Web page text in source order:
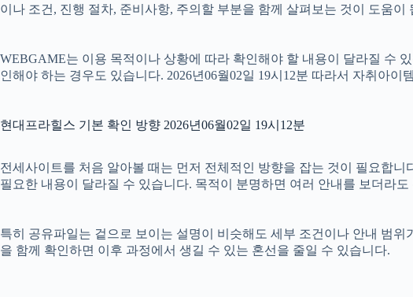
이나 조건, 진행 절차, 준비사항, 주의할 부분을 함께 살펴보는 것이 도움
WEBGAME는 이용 목적이나 상황에 따라 확인해야 할 내용이 달라질 수
인해야 하는 경우도 있습니다. 2026년06월02일 19시12분 따라서 자취아
현대프라힐스 기본 확인 방향 2026년06월02일 19시12분
전세사이트를 처음 알아볼 때는 먼저 전체적인 방향을 잡는 것이 필요합
필요한 내용이 달라질 수 있습니다. 목적이 분명하면 여러 안내를 보더라
특히 공유파일는 겉으로 보이는 설명이 비슷해도 세부 조건이나 안내 범
을 함께 확인하면 이후 과정에서 생길 수 있는 혼선을 줄일 수 있습니다.